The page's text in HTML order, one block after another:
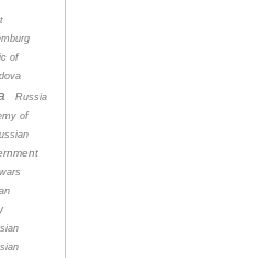
of
Russia
of